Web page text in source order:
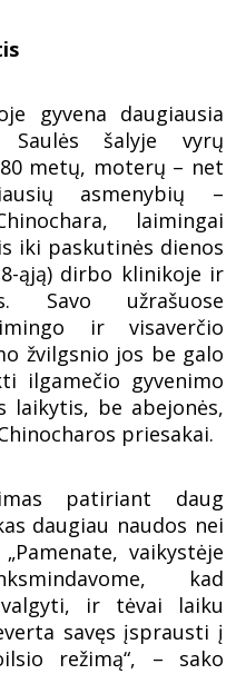
gyvena daugiausia
Saulės šalyje vyrų
metų, moterų – net
asmenybių –
laimingai
iki paskutinės dienos
ąją) dirbo klinikoje ir
Savo užrašuose
ir visaverčio
žvilgsnio jos be galo
ilgamečio gyvenimo
be abejonės,
priesakai.
patiriant daug
daugiau naudos nei
vaikystėje
kad
ir tėvai laiku
savęs įsprausti į
režimą“, – sako